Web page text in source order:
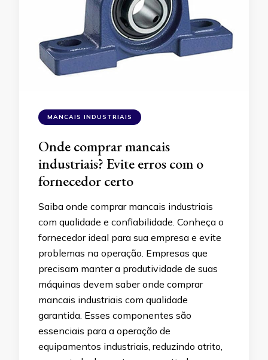
MANCAIS INDUSTRIAIS
Onde comprar mancais
industriais? Evite erros com o
fornecedor certo
Saiba onde comprar mancais industriais
com qualidade e confiabilidade. Conheça o
fornecedor ideal para sua empresa e evite
problemas na operação. Empresas que
precisam manter a produtividade de suas
máquinas devem saber onde comprar
mancais industriais com qualidade
garantida. Esses componentes são
essenciais para a operação de
equipamentos industriais, reduzindo atrito,